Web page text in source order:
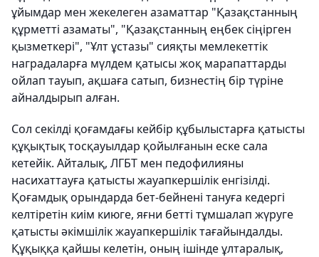
ұйымдар мен жекелеген азаматтар "Қазақстанның
құрметті азаматы", "Қазақстанның еңбек сіңірген
қызметкері", "Ұлт ұстазы" сияқты мемлекеттік
наградаларға мүлдем қатысы жоқ марапаттарды
ойлап тауып, ақшаға сатып, бизнестің бір түріне
айналдырып алған.
Сол секілді қоғамдағы кейбір құбылыстарға қатысты
құқықтық тосқауылдар қойылғанын еске сала
кетейік. Айталық, ЛГБТ мен педофилияны
насихаттауға қатысты жауапкершілік енгізілді.
Қоғамдық орындарда бет-бейнені тануға кедергі
келтіретін киім киюге, яғни бетті тұмшалап жүруге
қатысты әкімшілік жауапкершілік тағайындалды.
Құқыққа қайшы келетін, оның ішінде ұлтаралық,